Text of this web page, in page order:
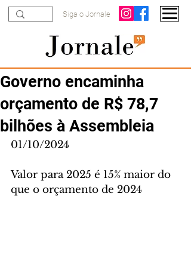
Siga o Jornale
Governo encaminha
orçamento de R$ 78,7
bilhões à Assembleia
01/10/2024
Valor para 2025 é 15% maior do
que o orçamento de 2024